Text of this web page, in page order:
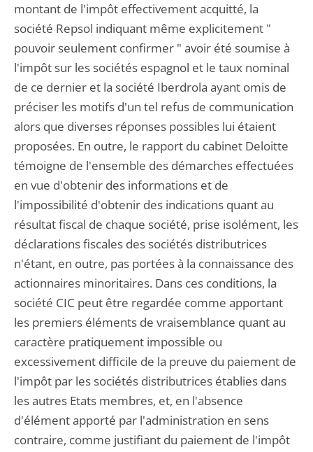
montant de l'impôt effectivement acquitté, la
société Repsol indiquant même explicitement "
pouvoir seulement confirmer " avoir été soumise à
l'impôt sur les sociétés espagnol et le taux nominal
de ce dernier et la société Iberdrola ayant omis de
préciser les motifs d'un tel refus de communication
alors que diverses réponses possibles lui étaient
proposées. En outre, le rapport du cabinet Deloitte
témoigne de l'ensemble des démarches effectuées
en vue d'obtenir des informations et de
l'impossibilité d'obtenir des indications quant au
résultat fiscal de chaque société, prise isolément, les
déclarations fiscales des sociétés distributrices
n'étant, en outre, pas portées à la connaissance des
actionnaires minoritaires. Dans ces conditions, la
société CIC peut être regardée comme apportant
les premiers éléments de vraisemblance quant au
caractère pratiquement impossible ou
excessivement difficile de la preuve du paiement de
l'impôt par les sociétés distributrices établies dans
les autres Etats membres, et, en l'absence
d'élément apporté par l'administration en sens
contraire, comme justifiant du paiement de l'impôt